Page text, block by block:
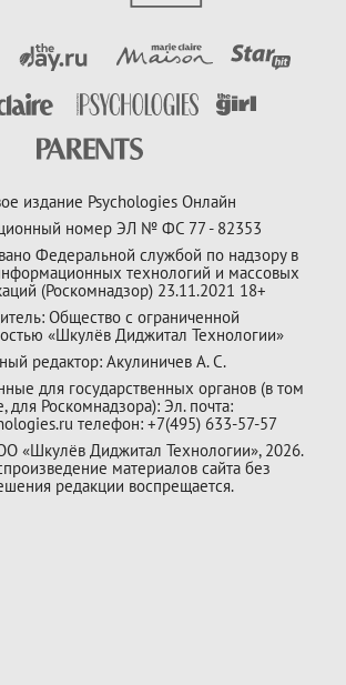
издание Psychologies Онлайн
номер ЭЛ № ФС 77 - 82353
Федеральной службой по надзору в
технологий и массовых
(Роскомнадзор) 23.11.2021 18+
Общество с ограниченной
«Шкулёв Диджитал Технологии»
редактор: Акулиничев А. С.
для государственных органов (в том
для Роскомнадзора): Эл. почта:
телефон: +7(495) 633-57-57
«Шкулёв Диджитал Технологии», 2026.
материалов сайта без
редакции воспрещается.